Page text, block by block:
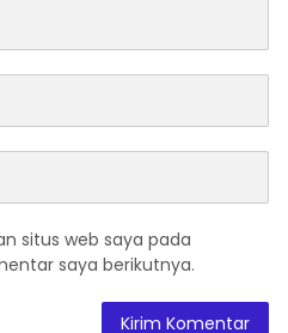
situs web saya pada
saya berikutnya.